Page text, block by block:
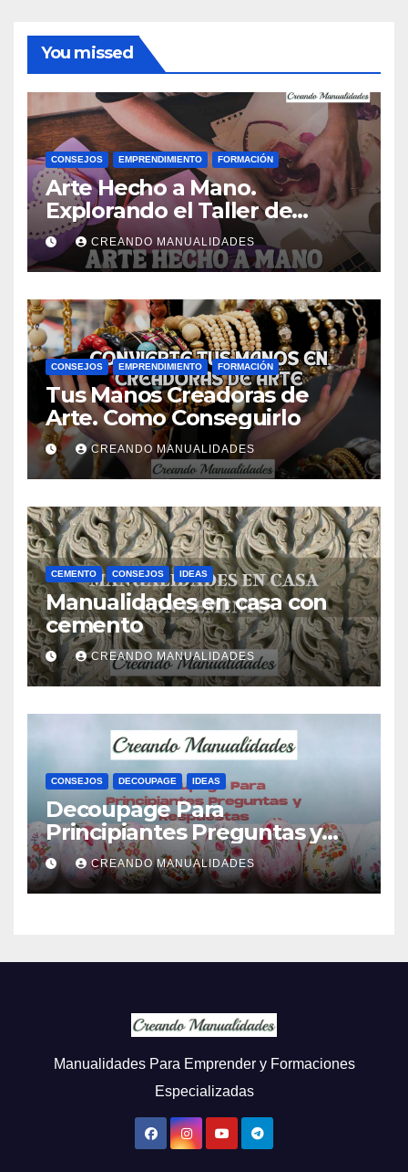
You missed
CONSEJOS EMPRENDIMIENTO FORMACIÓN
Arte Hecho a Mano.
Explorando el Taller de
Manualidades de Ana Gual.
CREANDO MANUALIDADES
CONSEJOS EMPRENDIMIENTO FORMACIÓN
Tus Manos Creadoras de
Arte. Como Conseguirlo
CREANDO MANUALIDADES
CEMENTO CONSEJOS IDEAS
Manualidades en casa con
cemento
CREANDO MANUALIDADES
CONSEJOS DECOUPAGE IDEAS
Decoupage Para
Principiantes Preguntas y
Respuestas
CREANDO MANUALIDADES
Manualidades Para Emprender y Formaciones
Especializadas